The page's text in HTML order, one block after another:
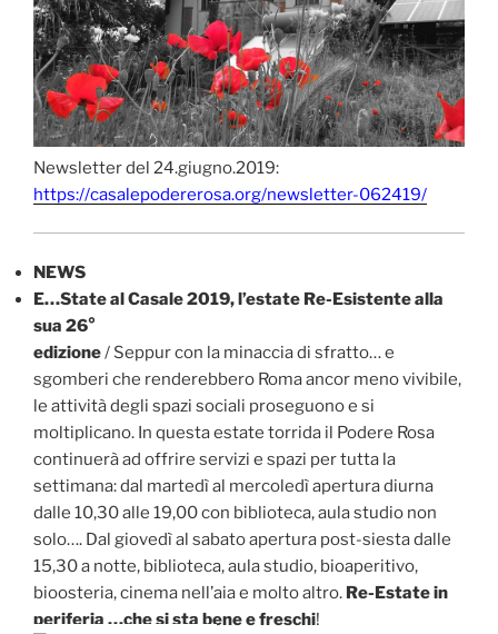
Newsletter del 24.giugno.2019:
https://casalepodererosa.org/newsletter-062419/
NEWS
E…State al Casale 2019, l’estate Re-Esistente alla
sua 26°
edizione/ Seppur con la minaccia di sfratto… e
sgomberi che renderebbero Roma ancor meno vivibile,
le attività degli spazi sociali proseguono e si
moltiplicano. In questa estate torrida il Podere Rosa
continuerà ad offrire servizi e spazi per tutta la
settimana: dal martedì al mercoledì apertura diurna
dalle 10,30 alle 19,00 con biblioteca, aula studio non
solo…. Dal giovedì al sabato apertura post-siesta dalle
15,30 a notte, biblioteca, aula studio, bioaperitivo,
bioosteria, cinema nell’aia e molto altro. Re-Estate in
periferia …che si sta bene e freschi!